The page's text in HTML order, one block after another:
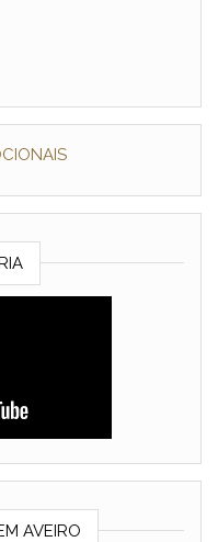
AVEIRO